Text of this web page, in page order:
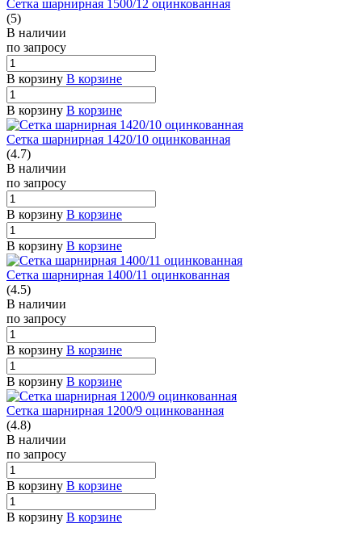
Сетка шарнирная 1500/12 оцинкованная
(5)
В наличии
по запросу
В корзину В корзине
В корзину В корзине
Сетка шарнирная 1420/10 оцинкованная
(4.7)
В наличии
по запросу
В корзину В корзине
В корзину В корзине
Сетка шарнирная 1400/11 оцинкованная
(4.5)
В наличии
по запросу
В корзину В корзине
В корзину В корзине
Сетка шарнирная 1200/9 оцинкованная
(4.8)
В наличии
по запросу
В корзину В корзине
В корзину В корзине